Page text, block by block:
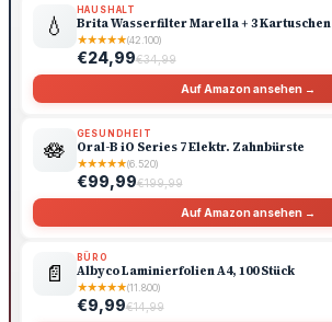
💧
HAUSHALT
Brita Wasserfilter Marella + 3 Kartuschen
★★★★★(42.100)
€24,99€34,99
Auf Amazon ansehen →
🪷
GESUNDHEIT
Oral-B iO Series 7 Elektr. Zahnbürste
★★★★★(6.520)
€99,99€199,99
Auf Amazon ansehen →
📄
BÜRO
Albyco Laminierfolien A4, 100 Stück
★★★★★(11.800)
€9,99€14,99